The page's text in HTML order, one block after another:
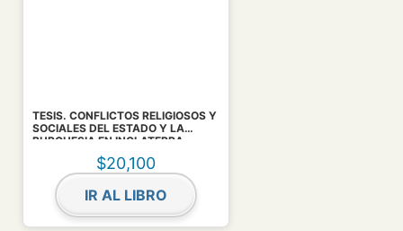
TESIS. CONFLICTOS RELIGIOSOS Y
SOCIALES DEL ESTADO Y LA
BURGUESIA EN INGLATERRA.
$20,100
IR AL LIBRO